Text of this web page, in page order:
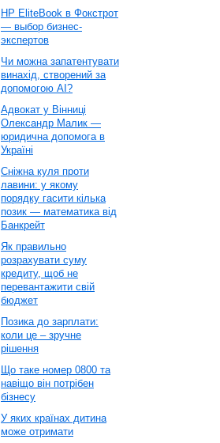
HP EliteBook в Фокстрот
— выбор бизнес-
экспертов
Чи можна запатентувати
винахід, створений за
допомогою AI?
Адвокат у Вінниці
Олександр Малик —
юридична допомога в
Україні
Сніжна куля проти
лавини: у якому
порядку гасити кілька
позик — математика від
Банкрейт
Як правильно
розрахувати суму
кредиту, щоб не
перевантажити свій
бюджет
Позика до зарплати:
коли це – зручне
рішення
Що таке номер 0800 та
навіщо він потрібен
бізнесу
У яких країнах дитина
може отримати